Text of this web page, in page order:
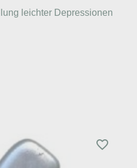
leichter Depressionen
favorite_border